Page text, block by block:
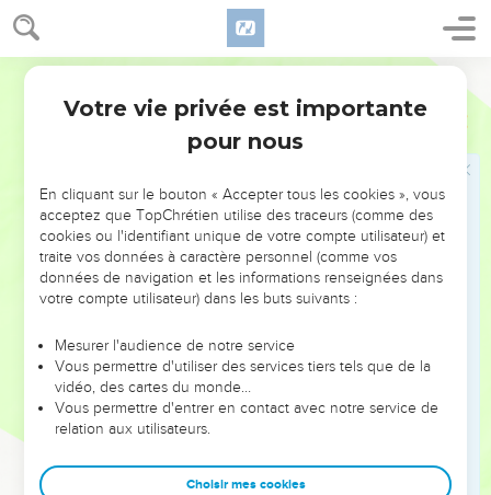
2 Rois 1
11
וַיָּ֜שָׁב וַיִּשְׁלַ֥ח אֵלָ֛יו שַׂר־חֲמִשִּׁ֥ים אַחֵ֖ר וַחֲמִשָּׁ֑יו וַיַּ֙עַן֙ וַיְדַבֵּ֣ר אֵלָ֔יו אִ֚ישׁ
הָאֱלֹהִ֔ים כֹּֽה־אָמַ֥ר הַמֶּ֖לֶךְ מְהֵרָ֥ה רֵֽדָה׃
וַיַּ֣עַן אֵלִיָּה֮ וַיְדַבֵּ֣ר אֲלֵיהֶם֒ אִם־אִ֤ישׁ הָֽאֱלֹהִים֙ אָ֔נִי תֵּ֤רֶד אֵשׁ֙
מִן־הַשָּׁמַ֔יִם וְתֹאכַ֥ל אֹתְךָ֖ וְאֶת־חֲמִשֶּׁ֑יךָ וַתֵּ֤רֶד אֵשׁ־אֱלֹהִים֙ מִן־הַשָּׁמַ֔יִם
13
הַשְּׁלִישִׁ֜י וַיִּכְרַ֥ע עַל־בִּרְכָּ֣יו ׀ לְנֶ֣גֶד אֵלִיָּ֗הוּ וַיִּתְחַנֵּ֤ן אֵלָיו֙ וַיְדַבֵּ֣ר אֵלָ֔יו אִ֚ישׁ
הָֽאֱלֹהִ֔ים תִּֽיקַר־נָ֣א נַפְשִׁ֗י וְנֶ֨פֶשׁ עֲבָדֶ֥יךָֽ אֵ֛לֶּה חֲמִשִּׁ֖ים בְּעֵינֶֽיךָ׃
הִ֠נֵּה יָ֤רְדָה אֵשׁ֙ מִן־הַשָּׁמַ֔יִם וַ֠תֹּאכַל אֶת־שְׁנֵ֞י שָׂרֵ֧י הַחֲמִשִּׁ֛ים
הָרִאשֹׁנִ֖ים וְאֶת־חֲמִשֵּׁיהֶ֑ם וְעַתָּ֕ה תִּיקַ֥ר נַפְשִׁ֖י בְּעֵינֶֽיךָ׃
וַיְדַבֵּ֞ר מַלְאַ֤ךְ יְהוָה֙ אֶל־אֵ֣לִיָּ֔הוּ רֵ֣ד אוֹת֔וֹ אַל־תִּירָ֖א מִפָּנָ֑יו וַיָּ֛קָם וַיֵּ֥רֶד
אוֹת֖וֹ אֶל־הַמֶּֽלֶךְ׃
וַיְדַבֵּ֨ר אֵלָ֜יו כֹּֽה־אָמַ֣ר יְהוָ֗ה יַ֜עַן אֲשֶׁר־שָׁלַ֣חְתָּ מַלְאָכִים֮ לִדְרֹשׁ֮ בְּבַ֣עַל
זְבוּב֮ אֱלֹהֵ֣י עֶקְרוֹן֒ הַֽמִבְּלִ֤י אֵין־אֱלֹהִים֙ בְּיִשְׂרָאֵ֔ל לִדְרֹ֖שׁ בִּדְבָר֑וֹ לָ֠כֵן
הַמִּטָּ֞ה אֲשֶׁר־עָלִ֥יתָ שָּׁ֛ם לֹֽא־תֵרֵ֥ד מִמֶּ֖נָּה כִּֽי־מ֥וֹת תָּמֽוּת׃
שְׁתַּ֔יִם לִיהוֹרָ֥ם בֶּן־יְהוֹשָׁפָ֖ט מֶ֣לֶךְ יְהוּדָ֑ה כִּ֛י לֹֽא־הָ֥יָה ל֖וֹ בֵּֽן׃
Votre vie privée est importante
pour nous
En cliquant sur le bouton « Accepter tous les cookies », vous
acceptez que TopChrétien utilise des traceurs (comme des
cookies ou l'identifiant unique de votre compte utilisateur) et
traite vos données à caractère personnel (comme vos
données de navigation et les informations renseignées dans
votre compte utilisateur) dans les buts suivants :
Mesurer l'audience de notre service
Vous permettre d'utiliser des services tiers tels que de la
vidéo, des cartes du monde…
Vous permettre d'entrer en contact avec notre service de
relation aux utilisateurs.
Choisir mes cookies